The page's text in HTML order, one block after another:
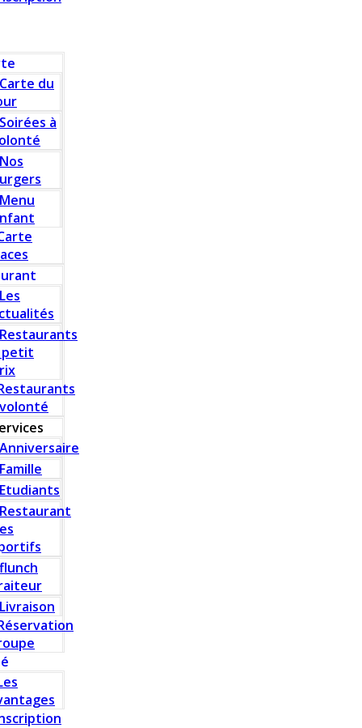
Carte du
Soirées à
Nos
Menu
Les
Restaurants
petit
Anniversaire
Famille
Etudiants
Restaurant
flunch
Livraison